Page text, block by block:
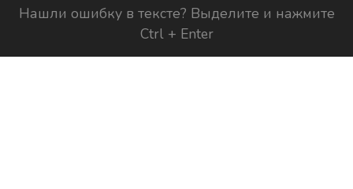
Нашли ошибку в тексте? Выделите и нажмите
Ctrl + Enter